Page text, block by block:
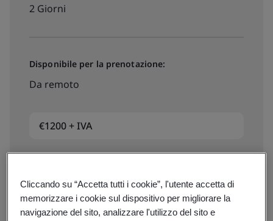
2 Giorni
Disponibile per la prenotazione:
Da remoto
€1200 + IVA
Cliccando su “Accetta tutti i cookie”, l'utente accetta di
memorizzare i cookie sul dispositivo per migliorare la
navigazione del sito, analizzare l'utilizzo del sito e